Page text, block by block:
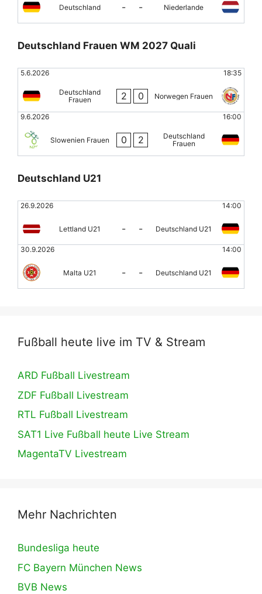
Deutschland - - Niederlande
Deutschland Frauen WM 2027 Quali
5.6.2026 18:35
Deutschland
Frauen
2 0 Norwegen Frauen
9.6.2026 16:00
Slowenien Frauen 0 2
Deutschland
Frauen
Deutschland U21
26.9.2026 14:00
Lettland U21 - - Deutschland U21
30.9.2026 14:00
Malta U21 - - Deutschland U21
Fußball heute live im TV & Stream
ARD Fußball Livestream
ZDF Fußball Livestream
RTL Fußball Livestream
SAT1 Live Fußball heute Live Stream
MagentaTV Livestream
Mehr Nachrichten
Bundesliga heute
FC Bayern München News
BVB News